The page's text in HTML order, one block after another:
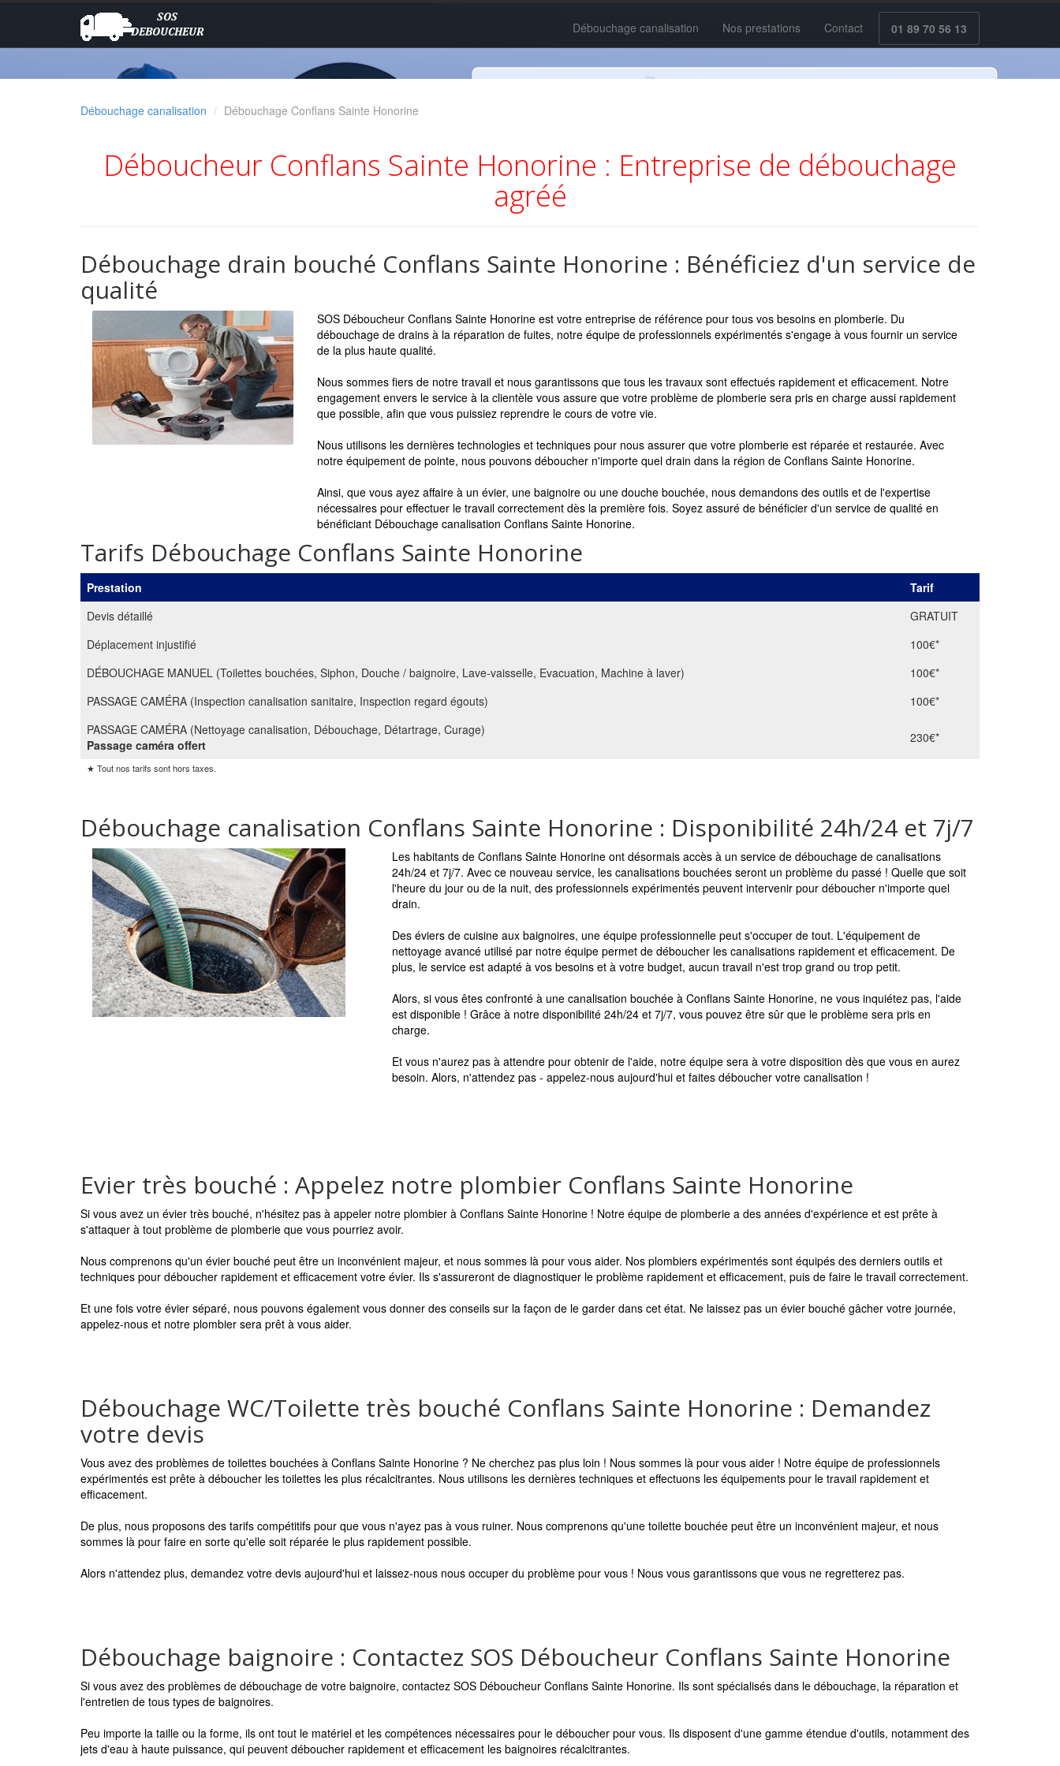
Débouchage canalisation Nos prestations Contact 01 89 70 56 13
Débouchage canalisation Débouchage Conflans Sainte Honorine
Déboucheur Conflans Sainte Honorine : Entreprise de débouchage
agréé
Débouchage drain bouché Conflans Sainte Honorine : Bénéficiez d'un service de
qualité
SOS Déboucheur Conflans Sainte Honorine est votre entreprise de référence pour tous vos besoins en plomberie. Du
débouchage de drains à la réparation de fuites, notre équipe de professionnels expérimentés s'engage à vous fournir un service
de la plus haute qualité.
Nous sommes fiers de notre travail et nous garantissons que tous les travaux sont effectués rapidement et efficacement. Notre
engagement envers le service à la clientèle vous assure que votre problème de plomberie sera pris en charge aussi rapidement
que possible, afin que vous puissiez reprendre le cours de votre vie.
Nous utilisons les dernières technologies et techniques pour nous assurer que votre plomberie est réparée et restaurée. Avec
notre équipement de pointe, nous pouvons déboucher n'importe quel drain dans la région de Conflans Sainte Honorine.
Ainsi, que vous ayez affaire à un évier, une baignoire ou une douche bouchée, nous demandons des outils et de l'expertise
nécessaires pour effectuer le travail correctement dès la première fois. Soyez assuré de bénéficier d'un service de qualité en
bénéficiant Débouchage canalisation Conflans Sainte Honorine.
Tarifs Débouchage Conflans Sainte Honorine
Prestation
Tarif
Devis détaillé
GRATUIT
Déplacement injustifié
100€*
DÉBOUCHAGE MANUEL (Toilettes bouchées, Siphon, Douche / baignoire, Lave-vaisselle, Evacuation, Machine à laver)
100€*
PASSAGE CAMÉRA (Inspection canalisation sanitaire, Inspection regard égouts)
100€*
PASSAGE CAMÉRA (Nettoyage canalisation, Débouchage, Détartrage, Curage)
Passage caméra offert
230€*
★ Tout nos tarifs sont hors taxes.
Débouchage canalisation Conflans Sainte Honorine : Disponibilité 24h/24 et 7j/7
Les habitants de Conflans Sainte Honorine ont désormais accès à un service de débouchage de canalisations
24h/24 et 7j/7. Avec ce nouveau service, les canalisations bouchées seront un problème du passé ! Quelle que soit
l'heure du jour ou de la nuit, des professionnels expérimentés peuvent intervenir pour déboucher n'importe quel
drain.
Des éviers de cuisine aux baignoires, une équipe professionnelle peut s'occuper de tout. L'équipement de
nettoyage avancé utilisé par notre équipe permet de déboucher les canalisations rapidement et efficacement. De
plus, le service est adapté à vos besoins et à votre budget, aucun travail n'est trop grand ou trop petit.
Alors, si vous êtes confronté à une canalisation bouchée à Conflans Sainte Honorine, ne vous inquiétez pas, l'aide
est disponible ! Grâce à notre disponibilité 24h/24 et 7j/7, vous pouvez être sûr que le problème sera pris en
charge.
Et vous n'aurez pas à attendre pour obtenir de l'aide, notre équipe sera à votre disposition dès que vous en aurez
besoin. Alors, n'attendez pas - appelez-nous aujourd'hui et faites déboucher votre canalisation !
Evier très bouché : Appelez notre plombier Conflans Sainte Honorine
Si vous avez un évier très bouché, n'hésitez pas à appeler notre plombier à Conflans Sainte Honorine ! Notre équipe de plomberie a des années d'expérience et est prête à
s'attaquer à tout problème de plomberie que vous pourriez avoir.
Nous comprenons qu'un évier bouché peut être un inconvénient majeur, et nous sommes là pour vous aider. Nos plombiers expérimentés sont équipés des derniers outils et
techniques pour déboucher rapidement et efficacement votre évier. Ils s'assureront de diagnostiquer le problème rapidement et efficacement, puis de faire le travail correctement.
Et une fois votre évier séparé, nous pouvons également vous donner des conseils sur la façon de le garder dans cet état. Ne laissez pas un évier bouché gâcher votre journée,
appelez-nous et notre plombier sera prêt à vous aider.
Débouchage WC/Toilette très bouché Conflans Sainte Honorine : Demandez
votre devis
Vous avez des problèmes de toilettes bouchées à Conflans Sainte Honorine ? Ne cherchez pas plus loin ! Nous sommes là pour vous aider ! Notre équipe de professionnels
expérimentés est prête à déboucher les toilettes les plus récalcitrantes. Nous utilisons les dernières techniques et effectuons les équipements pour le travail rapidement et
efficacement.
De plus, nous proposons des tarifs compétitifs pour que vous n'ayez pas à vous ruiner. Nous comprenons qu'une toilette bouchée peut être un inconvénient majeur, et nous
sommes là pour faire en sorte qu'elle soit réparée le plus rapidement possible.
Alors n'attendez plus, demandez votre devis aujourd'hui et laissez-nous nous occuper du problème pour vous ! Nous vous garantissons que vous ne regretterez pas.
Débouchage baignoire : Contactez SOS Déboucheur Conflans Sainte Honorine
Si vous avez des problèmes de débouchage de votre baignoire, contactez SOS Déboucheur Conflans Sainte Honorine. Ils sont spécialisés dans le débouchage, la réparation et
l'entretien de tous types de baignoires.
Peu importe la taille ou la forme, ils ont tout le matériel et les compétences nécessaires pour le déboucher pour vous. Ils disposent d'une gamme étendue d'outils, notamment des
jets d'eau à haute puissance, qui peuvent déboucher rapidement et efficacement les baignoires récalcitrantes.